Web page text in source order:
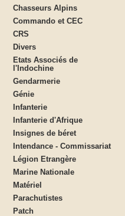
Chasseurs Alpins
Commando et CEC
CRS
Divers
Etats Associés de
l'Indochine
Gendarmerie
Génie
Infanterie
Infanterie d'Afrique
Insignes de béret
Intendance - Commissariat
Légion Etrangère
Marine Nationale
Matériel
Parachutistes
Patch